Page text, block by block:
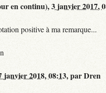
en continu),3 janvier 2017,
positive à ma remarque...
janvier 2018, 08:13,parDren